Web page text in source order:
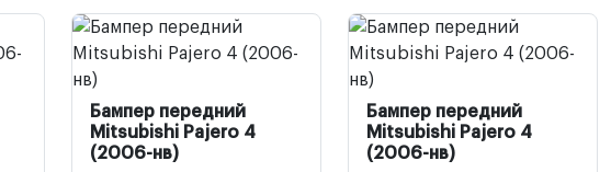
Бампер передний
Mitsubishi Pajero 4
(2006-нв)
Бампер передний
Mitsubishi Pajero 4
(2006-нв)